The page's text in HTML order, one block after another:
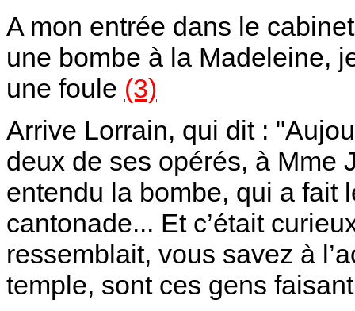
A mon entrée dans le
une bombe à la Madeleine,
une foule (3)
Arrive Lorrain, qui dit :
deux de ses opérés, à Mme
entendu la bombe, qui a fait
cantonade... Et c’était
ressemblait, vous savez à
temple, sont ces gens